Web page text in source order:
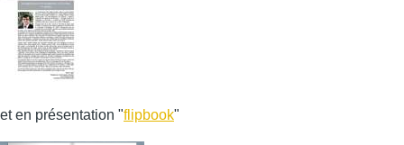
et en présentation "flipbook"